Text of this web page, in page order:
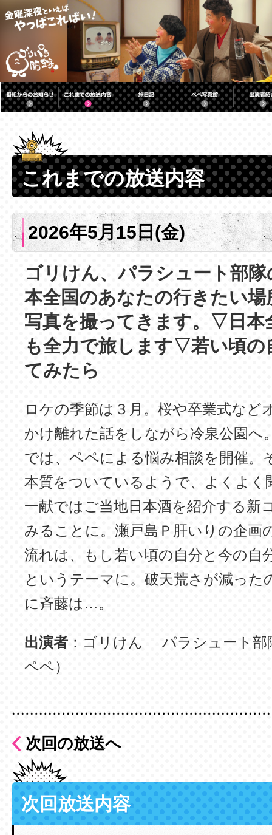
これまでの放送内容
2026年5月15日(金)
ゴリけん、パラシュート部
本全国のあなたの行きたい場
写真を撮ってきます。▽日本
も全力で旅します▽若い頃の
てみたら
ロケの季節は３月。桜や卒業式など
かけ離れた話をしながら冷泉公園へ
では、ペペによる悩み相談を開催。
本質をついているようで、よくよ
一献ではご当地日本酒を紹介する新
みることに。瀬戸島Ｐ肝いりの企画
流れは、もし若い頃の自分と今の
というテーマに。破天荒さが減った
に斉藤は…。
出演者 ：ゴリけん パラシュート
ペペ）
次回の放送へ
次回放送内容